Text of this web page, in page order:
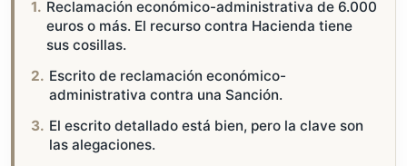
Reclamación económico-administrativa de 6.000
euros o más. El recurso contra Hacienda tiene
sus cosillas.
Escrito de reclamación económico-
administrativa contra una Sanción.
El escrito detallado está bien, pero la clave son
las alegaciones.